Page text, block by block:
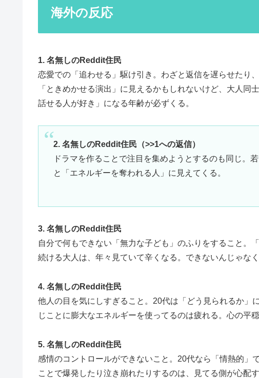
海外の反応
1. 名無しのReddit住民
恋愛での「追わせる」駆け引き。わざと返信を遅らせた
「ときめかせる演出」に見えるかもしれないけど、大人同
話せる人が好き」になる年齢が必ずくる。
2. 名無しのReddit住民（>>1への返信）
ドラマを作ることで注目を集めようとするのも同じ。
と「エネルギーを奪われる人」に見えてくる。
3. 名無しのReddit住民
自分で何もできない「無力な子ども」のふりをすること。
続ける大人は、年々見ていて辛くなる。できないんじゃな
4. 名無しのReddit住民
他人の目を気にしすぎること。20代は「どう見られるか」
じことに膨大なエネルギーを使ってるのは疲れる。心の平
5. 名無しのReddit住民
感情のコントロールができないこと。20代なら「情熱的」
ことで爆発したり泣き崩れたりするのは、見てる側が心配